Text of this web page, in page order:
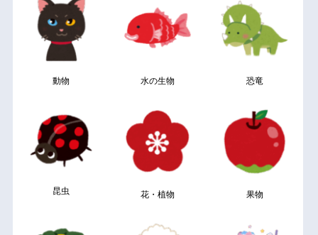
動物 水の生物 恐竜
昆虫 花・植物 果物